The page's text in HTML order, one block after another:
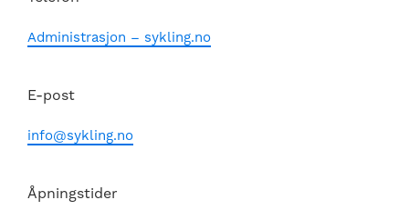
Administrasjon – sykling.no
E-post
info@sykling.no
Åpningstider